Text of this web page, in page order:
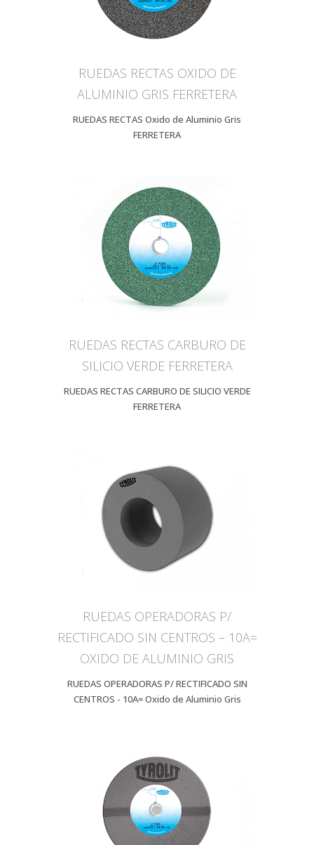
RUEDAS RECTAS OXIDO DE
ALUMINIO GRIS FERRETERA
RUEDAS RECTAS Oxido de Aluminio Gris
FERRETERA
RUEDAS RECTAS CARBURO DE
SILICIO VERDE FERRETERA
RUEDAS RECTAS CARBURO DE SILICIO VERDE
FERRETERA
RUEDAS OPERADORAS P/
RECTIFICADO SIN CENTROS – 10A=
OXIDO DE ALUMINIO GRIS
RUEDAS OPERADORAS P/ RECTIFICADO SIN
CENTROS - 10A= Oxido de Aluminio Gris